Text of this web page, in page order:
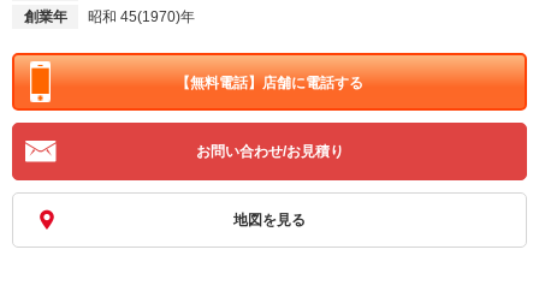
創業年
昭和 45(1970)年
【無料電話】店舗に電話する
お問い合わせ/お見積り
地図を見る